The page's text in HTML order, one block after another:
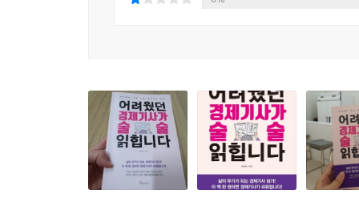
지 않는 게 보통이죠. 목표 주가 역시 좀 높게 측
인생의 어느 시점에 있느냐에 따라 부동산을 바
스텔이나 쉐어 하우스를 원합니다. 신혼부부는
이 좋고 안전하며 쾌적한 주변 환경을 가진 30평
를 선호하며, 50대 은퇴 후에는 임대 수입을 원하
킬 수 있는 분양아파트 소식, 지역별 아파트 가격